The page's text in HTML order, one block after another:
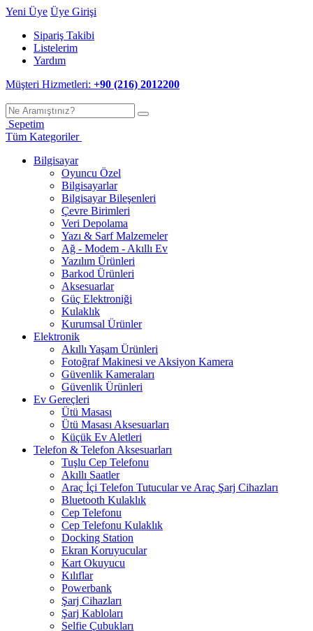
Yeni Üye Üye Girişi
Sipariş Takibi
Listelerim
Yardım
Müşteri Hizmetleri: +90 (216) 2012200
Sepetim
Tüm Kategoriler
Bilgisayar
Oyuncu Özel
Bilgisayarlar
Bilgisayar Bileşenleri
Çevre Birimleri
Veri Depolama
Yazı & Sarf Malzemeler
Ağ - Modem - Akıllı Ev
Yazılım Ürünleri
Barkod Ürünleri
Aksesuarlar
Güç Elektroniği
Kulaklık
Kurumsal Ürünler
Elektronik
Akıllı Yaşam Ürünleri
Fotoğraf Makinesi ve Aksiyon Kamera
Güvenlik Kameraları
Güvenlik Ürünleri
Ev Gereçleri
Ütü Masası
Ütü Masası Aksesuarları
Küçük Ev Aletleri
Telefon & Telefon Aksesuarları
Tuşlu Cep Telefonu
Akıllı Saatler
Araç İçi Telefon Tutucular ve Araç Şarj Cihazları
Bluetooth Kulaklık
Cep Telefonu
Cep Telefonu Kulaklık
Docking Station
Ekran Koruyucular
Kart Okuyucu
Kılıflar
Powerbank
Şarj Cihazları
Şarj Kabloları
Selfie Çubukları